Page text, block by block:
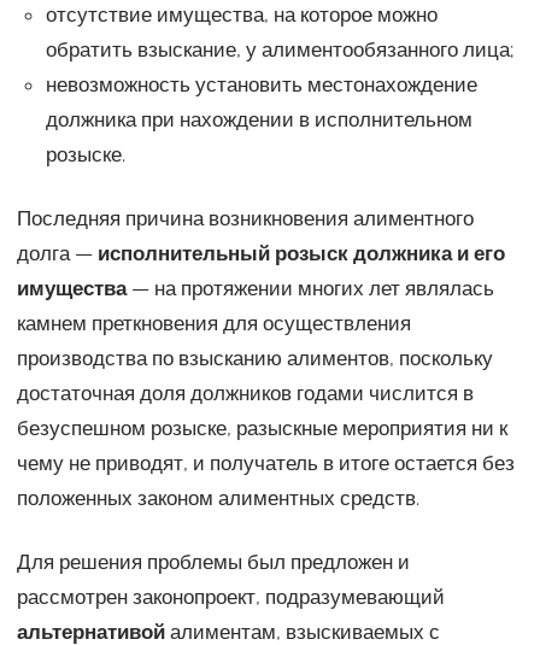
отсутствие имущества, на которое можно
обратить взыскание, у алиментообязанного лица;
невозможность установить местонахождение
должника при нахождении в исполнительном
розыске.
Последняя причина возникновения алиментного
долга — исполнительный розыск должника и его
имущества— на протяжении многих лет являлась
камнем преткновения для осуществления
производства по взысканию алиментов, поскольку
достаточная доля должников годами числится в
безуспешном розыске, разыскные мероприятия ни к
чему не приводят, и получатель в итоге остается без
положенных законом алиментных средств.
Для решения проблемы был предложен и
рассмотрен законопроект, подразумевающий
альтернативойалиментам, взыскиваемых с